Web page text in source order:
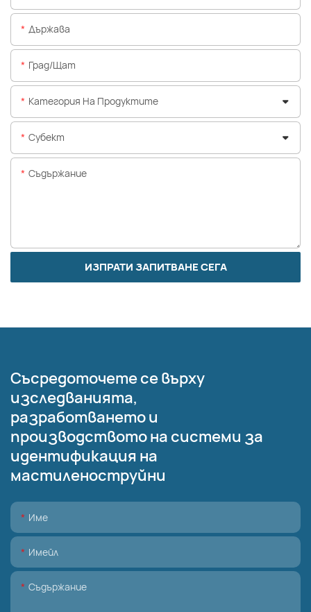
Държава
Град/щат
Категория На Продуктите
Субект
Съдържание
ИЗПРАТИ ЗАПИТВАНЕ СЕГА
Съсредоточете се върху
изследванията,
разработването и
производството на системи за
идентификация на
мастиленоструйни
Име
Имейл
Съдържание